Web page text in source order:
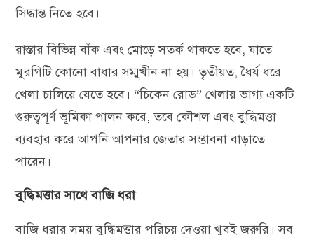
সিদ্ধান্ত নিতে হবে।
রাস্তার বিভিন্ন বাঁক এবং মোড়ে সতর্ক থাকতে হবে, যাতে
মুরগিটি কোনো বাধার সম্মুখীন না হয়। তৃতীয়ত, ধৈর্য ধরে
খেলা চালিয়ে যেতে হবে। “চিকেন রোড” খেলায় ভাগ্য একটি
গুরুত্বপূর্ণ ভূমিকা পালন করে, তবে কৌশল এবং বুদ্ধিমত্তা
ব্যবহার করে আপনি আপনার জেতার সম্ভাবনা বাড়াতে
পারেন।
বুদ্ধিমত্তার সাথে বাজি ধরা
বাজি ধরার সময় বুদ্ধিমত্তার পরিচয় দেওয়া খুবই জরুরি। সব